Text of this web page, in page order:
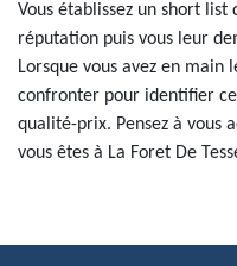
Vous établissez un short list
réputation puis vous leur
Lorsque vous avez en main
confronter pour identifier
qualité-prix. Pensez à vous
vous êtes à La Foret De